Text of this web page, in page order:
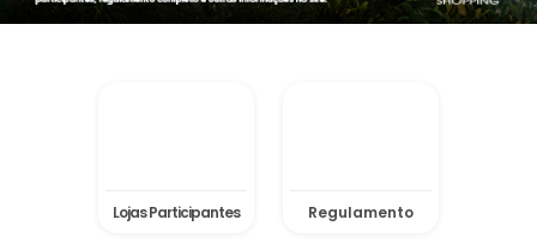
Lojas Participantes Regulamento